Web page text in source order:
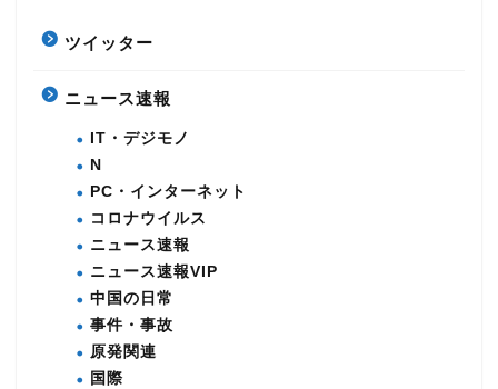
ツイッター
ニュース速報
IT・デジモノ
N
PC・インターネット
コロナウイルス
ニュース速報
ニュース速報VIP
中国の日常
事件・事故
原発関連
国際